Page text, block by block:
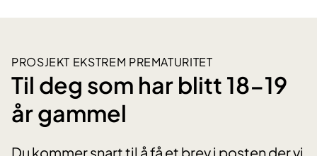
PROSJEKT EKSTREM PREMATURITET
Til deg som har blitt 18-19
år gammel
Du kommer snart til å få et brev i posten der vi